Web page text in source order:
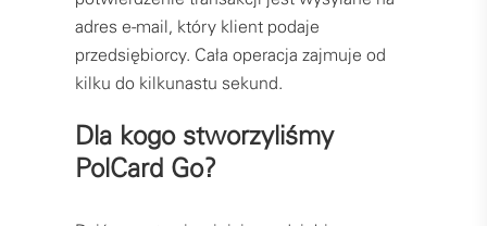
adres e-mail, który klient podaje
przedsiębiorcy. Cała operacja zajmuje od
kilku do kilkunastu sekund.
Dla kogo stworzyliśmy
PolCard Go?